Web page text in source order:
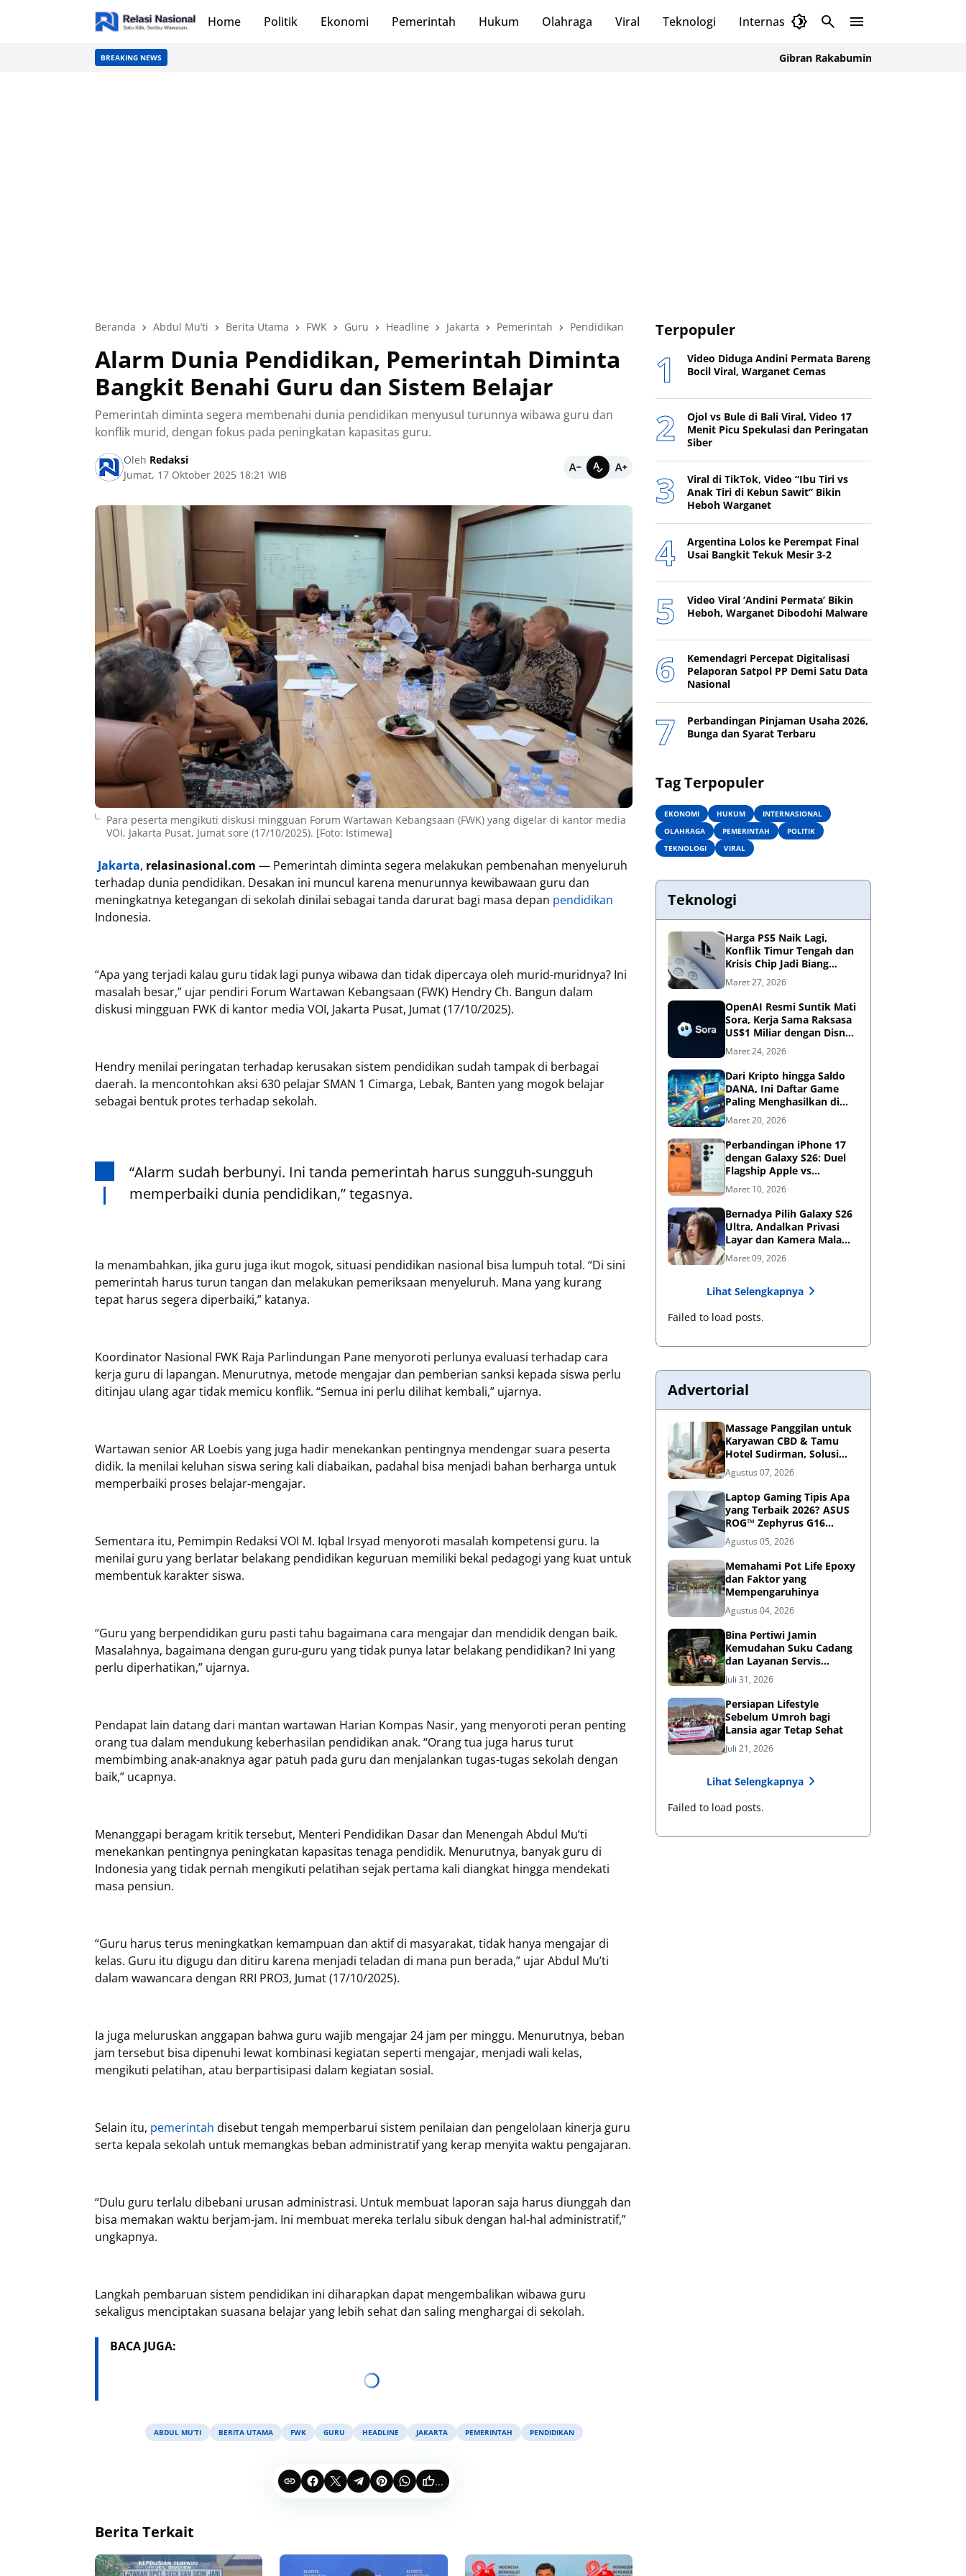
Home Politik Ekonomi Pemerintah Hukum Olahraga Viral Teknologi Internasional
BREAKING NEWS Gibran Rakabuming Raka Soroti Fasilitas
Beranda Abdul Mu’ti Berita Utama FWK Guru Headline Jakarta Pemerintah Pendidikan
Alarm Dunia Pendidikan, Pemerintah Diminta
Bangkit Benahi Guru dan Sistem Belajar
Pemerintah diminta segera membenahi dunia pendidikan menyusul turunnya wibawa guru dan
konflik murid, dengan fokus pada peningkatan kapasitas guru.
Oleh Redaksi
Jumat, 17 Oktober 2025 18:21 WIB
Para peserta mengikuti diskusi mingguan Forum Wartawan Kebangsaan (FWK) yang digelar di kantor media
VOI, Jakarta Pusat, Jumat sore (17/10/2025). [Foto: Istimewa]
Jakarta, relasinasional.com — Pemerintah diminta segera melakukan pembenahan menyeluruh
terhadap dunia pendidikan. Desakan ini muncul karena menurunnya kewibawaan guru dan
meningkatnya ketegangan di sekolah dinilai sebagai tanda darurat bagi masa depan pendidikan
Indonesia.
“Apa yang terjadi kalau guru tidak lagi punya wibawa dan tidak dipercaya oleh murid-muridnya? Ini
masalah besar,” ujar pendiri Forum Wartawan Kebangsaan (FWK) Hendry Ch. Bangun dalam
diskusi mingguan FWK di kantor media VOI, Jakarta Pusat, Jumat (17/10/2025).
Hendry menilai peringatan terhadap kerusakan sistem pendidikan sudah tampak di berbagai
daerah. Ia mencontohkan aksi 630 pelajar SMAN 1 Cimarga, Lebak, Banten yang mogok belajar
sebagai bentuk protes terhadap sekolah.
“Alarm sudah berbunyi. Ini tanda pemerintah harus sungguh-sungguh
memperbaiki dunia pendidikan,” tegasnya.
Ia menambahkan, jika guru juga ikut mogok, situasi pendidikan nasional bisa lumpuh total. “Di sini
pemerintah harus turun tangan dan melakukan pemeriksaan menyeluruh. Mana yang kurang
tepat harus segera diperbaiki,” katanya.
Koordinator Nasional FWK Raja Parlindungan Pane menyoroti perlunya evaluasi terhadap cara
kerja guru di lapangan. Menurutnya, metode mengajar dan pemberian sanksi kepada siswa perlu
ditinjau ulang agar tidak memicu konflik. “Semua ini perlu dilihat kembali,” ujarnya.
Wartawan senior AR Loebis yang juga hadir menekankan pentingnya mendengar suara peserta
didik. Ia menilai keluhan siswa sering kali diabaikan, padahal bisa menjadi bahan berharga untuk
memperbaiki proses belajar-mengajar.
Sementara itu, Pemimpin Redaksi VOI M. Iqbal Irsyad menyoroti masalah kompetensi guru. Ia
menilai guru yang berlatar belakang pendidikan keguruan memiliki bekal pedagogi yang kuat untuk
membentuk karakter siswa.
“Guru yang berpendidikan guru pasti tahu bagaimana cara mengajar dan mendidik dengan baik.
Masalahnya, bagaimana dengan guru-guru yang tidak punya latar belakang pendidikan? Ini yang
perlu diperhatikan,” ujarnya.
Pendapat lain datang dari mantan wartawan Harian Kompas Nasir, yang menyoroti peran penting
orang tua dalam mendukung keberhasilan pendidikan anak. “Orang tua juga harus turut
membimbing anak-anaknya agar patuh pada guru dan menjalankan tugas-tugas sekolah dengan
baik,” ucapnya.
Menanggapi beragam kritik tersebut, Menteri Pendidikan Dasar dan Menengah Abdul Mu’ti
menekankan pentingnya peningkatan kapasitas tenaga pendidik. Menurutnya, banyak guru di
Indonesia yang tidak pernah mengikuti pelatihan sejak pertama kali diangkat hingga mendekati
masa pensiun.
“Guru harus terus meningkatkan kemampuan dan aktif di masyarakat, tidak hanya mengajar di
kelas. Guru itu digugu dan ditiru karena menjadi teladan di mana pun berada,” ujar Abdul Mu’ti
dalam wawancara dengan RRI PRO3, Jumat (17/10/2025).
Ia juga meluruskan anggapan bahwa guru wajib mengajar 24 jam per minggu. Menurutnya, beban
jam tersebut bisa dipenuhi lewat kombinasi kegiatan seperti mengajar, menjadi wali kelas,
mengikuti pelatihan, atau berpartisipasi dalam kegiatan sosial.
Selain itu, pemerintah disebut tengah memperbarui sistem penilaian dan pengelolaan kinerja guru
serta kepala sekolah untuk memangkas beban administratif yang kerap menyita waktu pengajaran.
“Dulu guru terlalu dibebani urusan administrasi. Untuk membuat laporan saja harus diunggah dan
bisa memakan waktu berjam-jam. Ini membuat mereka terlalu sibuk dengan hal-hal administratif,”
ungkapnya.
Langkah pembaruan sistem pendidikan ini diharapkan dapat mengembalikan wibawa guru
sekaligus menciptakan suasana belajar yang lebih sehat dan saling menghargai di sekolah.
BACA JUGA:
ABDUL MU’TI BERITA UTAMA FWK GURU HEADLINE JAKARTA PEMERINTAH PENDIDIKAN
...
Berita Terkait
Terpopuler
Video Diduga Andini Permata Bareng
Bocil Viral, Warganet Cemas
Ojol vs Bule di Bali Viral, Video 17
Menit Picu Spekulasi dan Peringatan
Siber
Viral di TikTok, Video “Ibu Tiri vs
Anak Tiri di Kebun Sawit” Bikin
Heboh Warganet
Argentina Lolos ke Perempat Final
Usai Bangkit Tekuk Mesir 3-2
Video Viral ‘Andini Permata’ Bikin
Heboh, Warganet Dibodohi Malware
Kemendagri Percepat Digitalisasi
Pelaporan Satpol PP Demi Satu Data
Nasional
Perbandingan Pinjaman Usaha 2026,
Bunga dan Syarat Terbaru
Tag Terpopuler
EKONOMI HUKUM
INTERNASIONAL
OLAHRAGA
PEMERINTAH
POLITIK
TEKNOLOGI
VIRAL
Teknologi
Harga PS5 Naik Lagi,
Konflik Timur Tengah dan
Krisis Chip Jadi Biang
Kerok?
Maret 27, 2026
OpenAI Resmi Suntik Mati
Sora, Kerja Sama Raksasa
US$1 Miliar dengan Disney
Kandas
Maret 24, 2026
Dari Kripto hingga Saldo
DANA, Ini Daftar Game
Paling Menghasilkan di
2026
Maret 20, 2026
Perbandingan iPhone 17
dengan Galaxy S26: Duel
Flagship Apple vs
Samsung di Era AI
Maret 10, 2026
Bernadya Pilih Galaxy S26
Ultra, Andalkan Privasi
Layar dan Kamera Malam
untuk Berkarya
Maret 09, 2026
Lihat Selengkapnya
Failed to load posts.
Advertorial
Massage Panggilan untuk
Karyawan CBD & Tamu
Hotel Sudirman, Solusi
Relaksasi Praktis di
Tengah Kesibukan
Agustus 07, 2026
Laptop Gaming Tipis Apa
yang Terbaik 2026? ASUS
ROG™ Zephyrus G16
Portabel Jawabannya
Agustus 05, 2026
Memahami Pot Life Epoxy
dan Faktor yang
Mempengaruhinya
Agustus 04, 2026
Bina Pertiwi Jamin
Kemudahan Suku Cadang
dan Layanan Servis
Berkala Traktor Kubota
Juli 31, 2026
Persiapan Lifestyle
Sebelum Umroh bagi
Lansia agar Tetap Sehat
Juli 21, 2026
Lihat Selengkapnya
Failed to load posts.